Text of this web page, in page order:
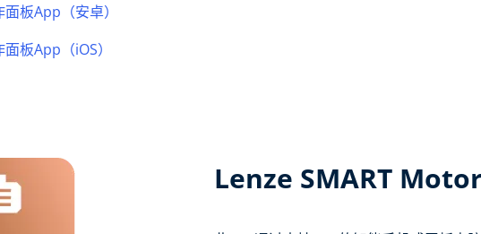
板App（安卓）
板App（iOS）
Lenze SMART